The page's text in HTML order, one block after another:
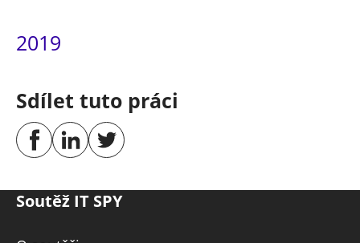
2019
Sdílet tuto práci
Soutěž IT SPY